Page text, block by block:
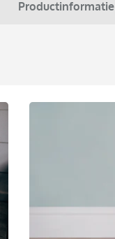
Productinformatie